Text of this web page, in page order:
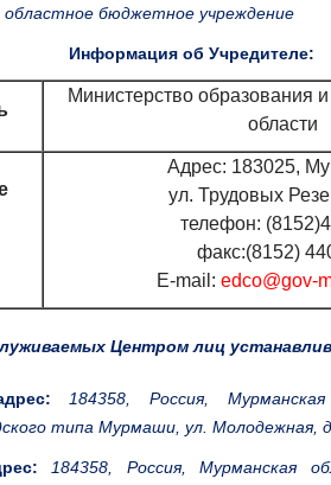
областное бюджетное учреждение
Информация об Учредителе:
Министерство образования
области
Адрес: 183025,
ул. Трудовых
телефон:
факс:(8152)
E-mail: edco@gov-
Центром лиц
184358, Россия,
типа Мурмаши, ул. Молодежная,
184358, Россия, Мурманская